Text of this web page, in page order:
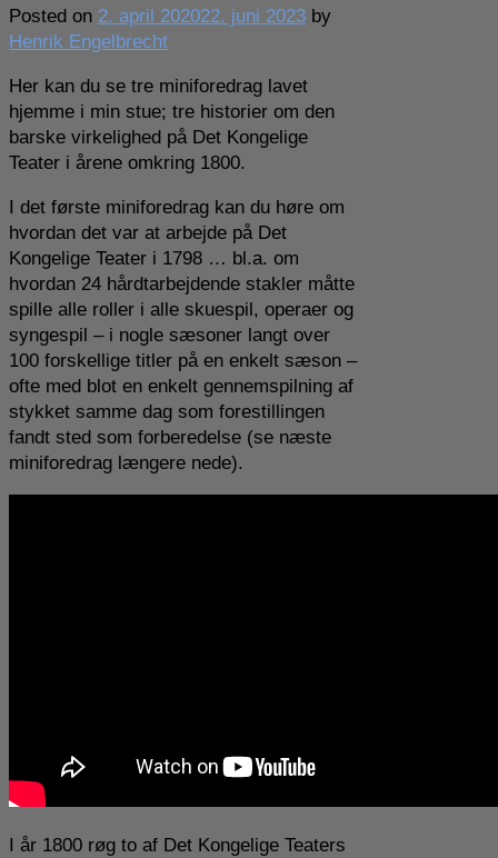
Posted on 2. april 202022. juni 2023 by
Henrik Engelbrecht
Her kan du se tre miniforedrag lavet
hjemme i min stue; tre historier om den
barske virkelighed på Det Kongelige
Teater i årene omkring 1800.
I det første miniforedrag kan du høre om
hvordan det var at arbejde på Det
Kongelige Teater i 1798 … bl.a. om
hvordan 24 hårdtarbejdende stakler måtte
spille alle roller i alle skuespil, operaer og
syngespil – i nogle sæsoner langt over
100 forskellige titler på en enkelt sæson –
ofte med blot en enkelt gennemspilning af
stykket samme dag som forestillingen
fandt sted som forberedelse (se næste
miniforedrag længere nede).
I år 1800 røg to af Det Kongelige Teaters